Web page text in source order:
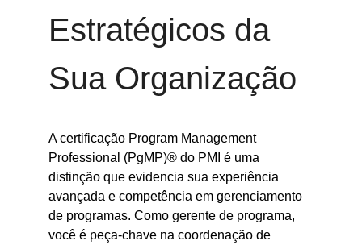
Estratégicos da
Sua Organização
A certificação Program Management
Professional (PgMP)® do PMI é uma
distinção que evidencia sua experiência
avançada e competência em gerenciamento
de programas. Como gerente de programa,
você é peça-chave na coordenação de